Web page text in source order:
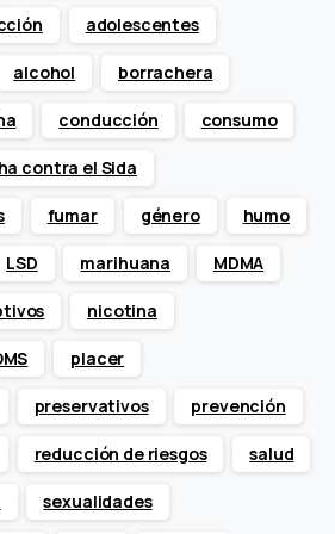
adolescentes
alcohol borrachera
conducción consumo
contra el Sida
fumar género humo
LSD marihuana MDMA
nicotina
placer
preservativos prevención
reducción de riesgos salud
sexualidades